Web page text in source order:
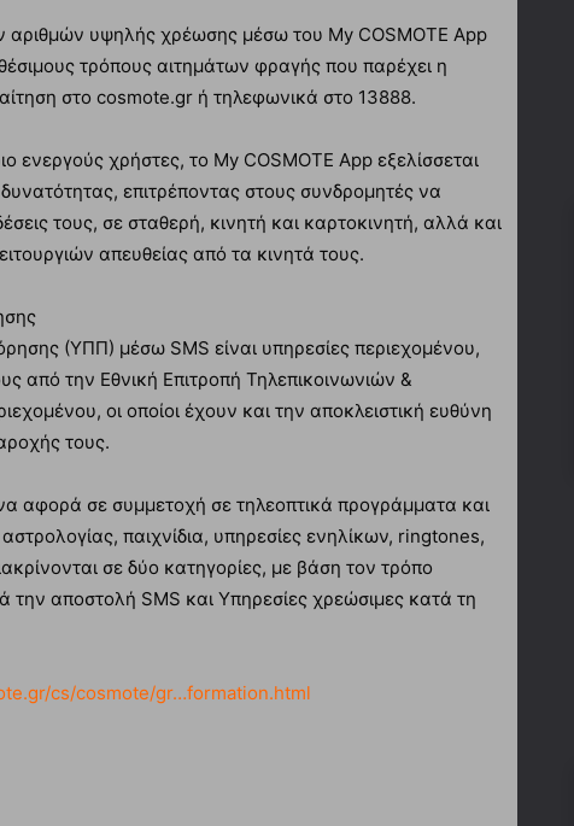
υψηλής χρέωσης μέσω του My COSMOTE App
τρόπους αιτημάτων φραγής που παρέχει η
στο cosmote.gr ή τηλεφωνικά στο 13888.
ενεργούς χρήστες, το My COSMOTE App εξελίσσεται
επιτρέποντας στους συνδρομητές να
τους, σε σταθερή, κινητή και καρτοκινητή, αλλά και
απευθείας από τα κινητά τους.
(ΥΠΠ) μέσω SMS είναι υπηρεσίες περιεχομένου,
από την Εθνική Επιτροπή Τηλεπικοινωνιών &
οι οποίοι έχουν και την αποκλειστική ευθύνη
τους.
αφορά σε συμμετοχή σε τηλεοπτικά προγράμματα και
παιχνίδια, υπηρεσίες ενηλίκων, ringtones,
σε δύο κατηγορίες, με βάση τον τρόπο
την αποστολή SMS και Υπηρεσίες χρεώσιμες κατά τη
cs/cosmote/gr…formation.html